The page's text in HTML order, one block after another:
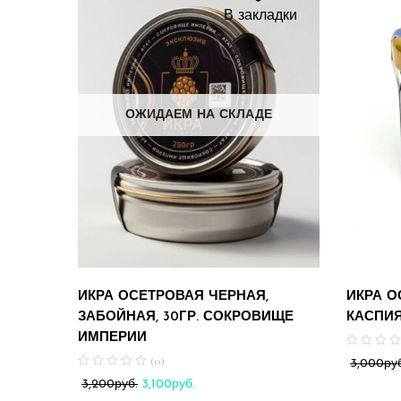
ОЖИДАЕМ НА СКЛАДЕ
В закладки
ИКРА ОСЕТРОВАЯ ЧЕРНАЯ,
ЗАБОЙНАЯ, 30ГР. СОКРОВИЩЕ
ИМПЕРИИ
(0)
3,200руб. Первоначальная
3,100руб.
ИКРА
3,000